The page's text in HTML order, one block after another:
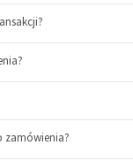
zamówienia?